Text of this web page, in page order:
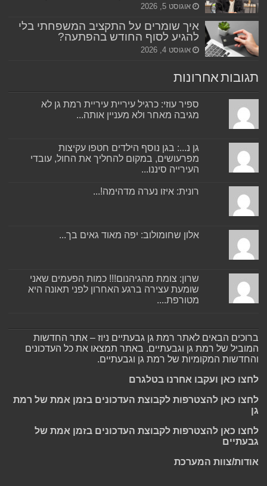
אוגוסט 5, 2026
איך שומרים על התקציב המשפחתי בלי
להגיע לסוף החודש בהפתעה?
אוגוסט 4, 2026
תגובות אחרונות
ספיר עוזי: כרגיל עיריית עיריית רמת גן לא
מגיבה מאחר ולא מעניין אותה...
גן נ...: בגן נוסף הילדים חטפו עקיצות
מפרעושים, במקום להחליך את החול, עובדי
העירייה סיננו...
רונית: איזו נערה מדהימה!...
אלון שחומולוב: יפה מאוד גאים בך...
שרון: צומת מהגיהנום!!! כמות הפעמים שאני
שומעת עצירה ברגע האחרון לפני תאונה היא
מטורפת....
ברוכים הבאים לאתר רמת גן גבעתיים ניוז – אתר החדשות
המוביל של רמת גן וגבעתיים. באתר תמצאו את כל העדכונים
והחדשות המקומיות של רמת גן וגבעתיים.
לחצו כאן ועקבו אחרנו בטלגרם
לחצו כאן להצטרפות לקבוצת העדכונים בזמן אמת של רמת
גן
לחצו כאן להצטרפות לקבוצת העדכונים בזמן אמת של
גבעתיים
אודות/צוות המערכת